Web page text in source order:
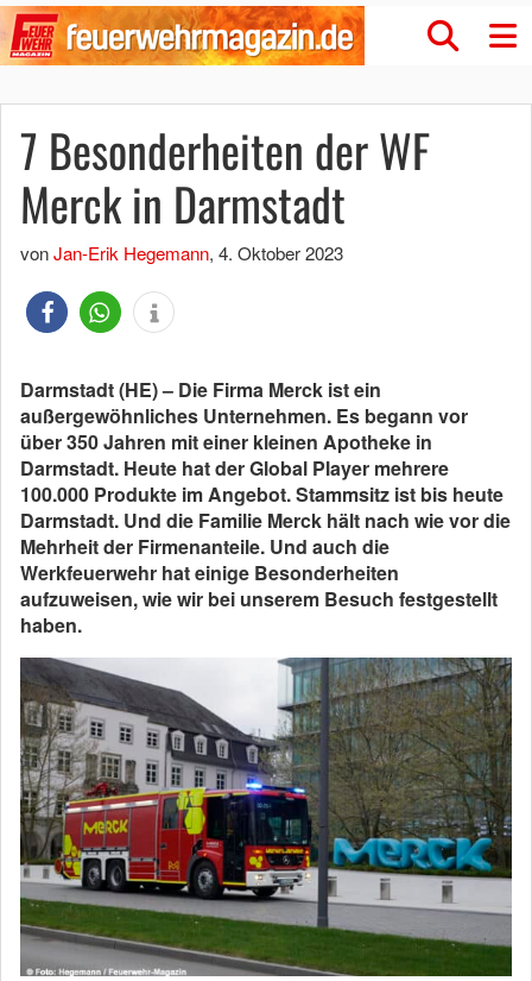
7 Besonderheiten der WF
Merck in Darmstadt
vonJan-Erik Hegemann, 4. Oktober 2023
Darmstadt (HE) – Die Firma Merck ist ein
außergewöhnliches Unternehmen. Es begann vor
über 350 Jahren mit einer kleinen Apotheke in
Darmstadt. Heute hat der Global Player mehrere
100.000 Produkte im Angebot. Stammsitz ist bis heute
Darmstadt. Und die Familie Merck hält nach wie vor die
Mehrheit der Firmenanteile. Und auch die
Werkfeuerwehr hat einige Besonderheiten
aufzuweisen, wie wir bei unserem Besuch festgestellt
haben.